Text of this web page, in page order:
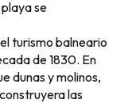
se
turismo balneario
de 1830. En
dunas y molinos,
las